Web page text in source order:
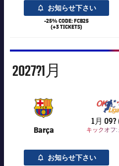
お知らせ下さい
-25% CODE: FCB25
(+3 TICKETS)
1月
2027?1月
Barça
7,016
1月 09?
キックオフ:
お知らせ下さい